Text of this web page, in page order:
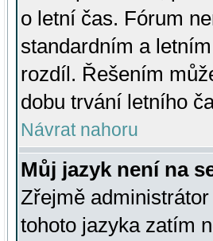
o letní čas. Fórum
standardním a
rozdíl. Řešením
dobu trvání letního
Návrat nahoru
Můj jazyk není na
Zřejmě
tohoto jazyka zatím